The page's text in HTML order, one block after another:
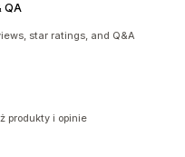
QA
star ratings, and Q&A
produkty i opinie